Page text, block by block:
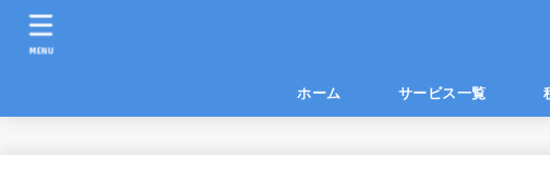
ホーム サービス一覧
MENU